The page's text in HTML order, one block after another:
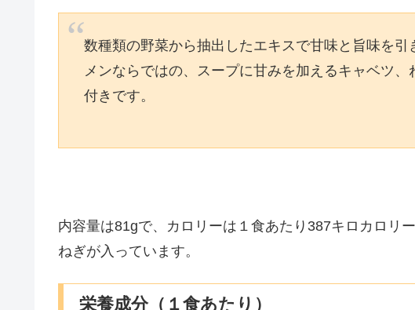
数種類の野菜から抽出したエキスで甘味と旨味を
メンならではの、スープに甘みを加えるキャベツ
付きです。
内容量は81gで、カロリーは１食あたり387キロカロリ
ねぎが入っています。
栄養成分（１食あたり）